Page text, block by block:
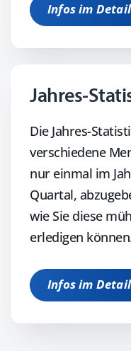
Infos im Detail
Jahres-
Die Jahres-
verschiedene
nur einmal im
Quartal,
wie Sie diese
erledigen
Infos im Detail